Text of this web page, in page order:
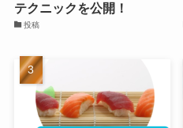
テクニックを公開！
投稿